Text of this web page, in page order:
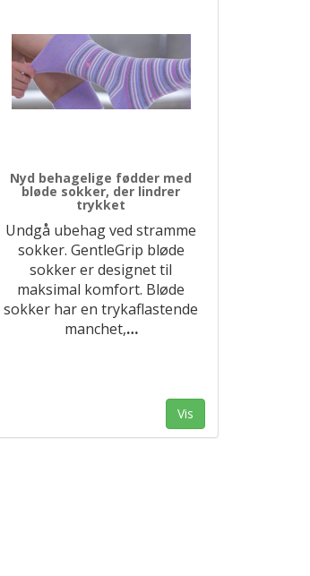
Nyd behagelige fødder med
bløde sokker, der lindrer
trykket
Undgå ubehag ved stramme
sokker. GentleGrip bløde
sokker er designet til
maksimal komfort. Bløde
sokker har en trykaflastende
manchet,…
Vis